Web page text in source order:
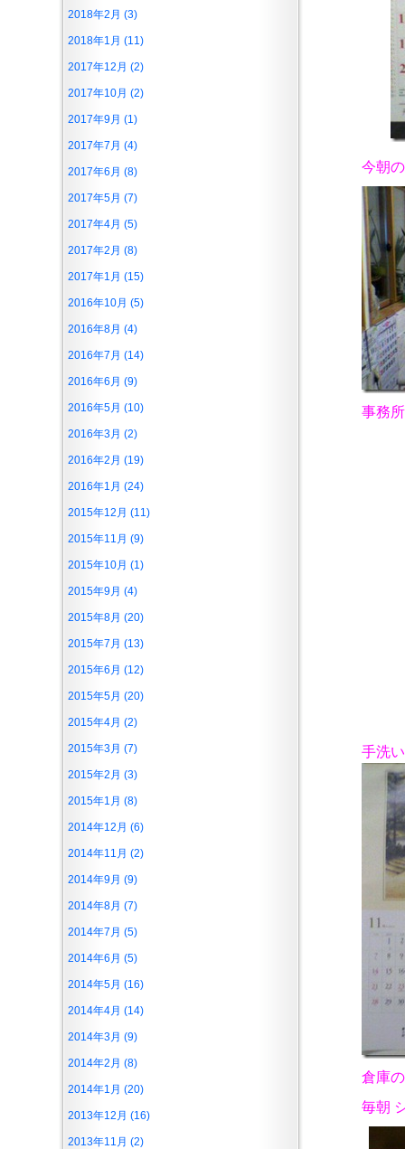
今朝
事務
手洗
倉庫
毎朝
2018年2月 (3)
2018年1月 (11)
2017年12月 (2)
2017年10月 (2)
2017年9月 (1)
2017年7月 (4)
2017年6月 (8)
2017年5月 (7)
2017年4月 (5)
2017年2月 (8)
2017年1月 (15)
2016年10月 (5)
2016年8月 (4)
2016年7月 (14)
2016年6月 (9)
2016年5月 (10)
2016年3月 (2)
2016年2月 (19)
2016年1月 (24)
2015年12月 (11)
2015年11月 (9)
2015年10月 (1)
2015年9月 (4)
2015年8月 (20)
2015年7月 (13)
2015年6月 (12)
2015年5月 (20)
2015年4月 (2)
2015年3月 (7)
2015年2月 (3)
2015年1月 (8)
2014年12月 (6)
2014年11月 (2)
2014年9月 (9)
2014年8月 (7)
2014年7月 (5)
2014年6月 (5)
2014年5月 (16)
2014年4月 (14)
2014年3月 (9)
2014年2月 (8)
2014年1月 (20)
2013年12月 (16)
2013年11月 (2)